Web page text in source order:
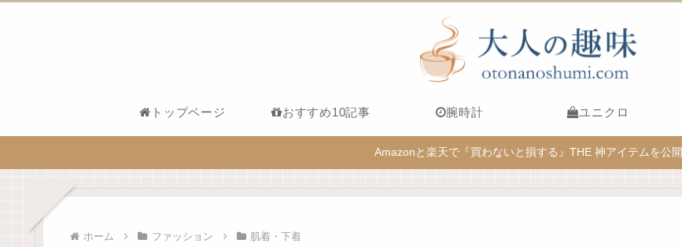
トップページ おすすめ10記事 腕時計 ユニクロ
Amazonと楽天で『買わないと損する』THE 神アイテムを公開
ホーム ファッション 肌着・下着